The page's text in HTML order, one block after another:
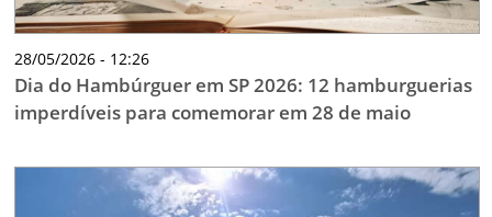
28/05/2026 - 12:26
Dia do Hambúrguer em SP 2026: 12 hamburguerias
imperdíveis para comemorar em 28 de maio